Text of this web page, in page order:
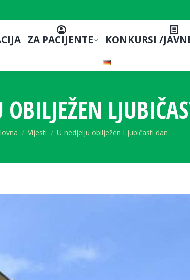
ZA PACIJENTE KONKURSI /
OBILJEŽEN
are here:Vijesti U nedjelju obilježen Ljubičasti dan